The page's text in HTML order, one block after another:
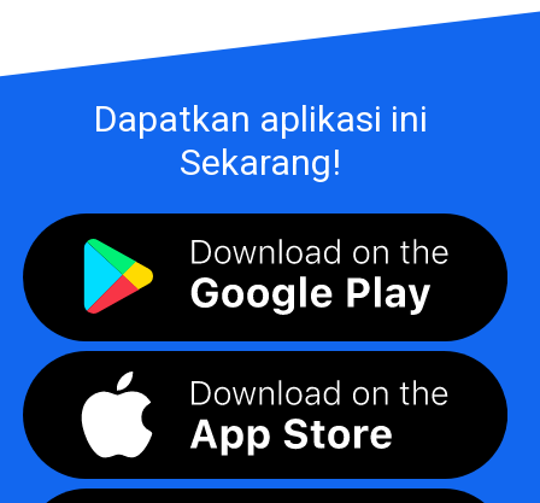
Dapatkan aplikasi ini
Sekarang!